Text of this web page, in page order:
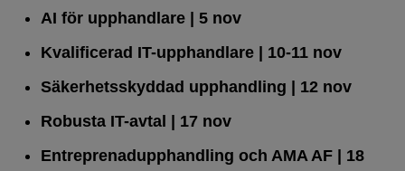
AI för upphandlare| 5 nov
Kvalificerad IT-upphandlare| 10-11 nov
Säkerhetsskyddad upphandling | 12 nov
Robusta IT-avtal | 17 nov
Entreprenadupphandling och AMA AF| 18